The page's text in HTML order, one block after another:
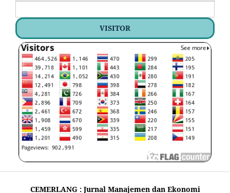
VISITOR
CEMERLANG : Jurnal Manajemen dan Ekonomi